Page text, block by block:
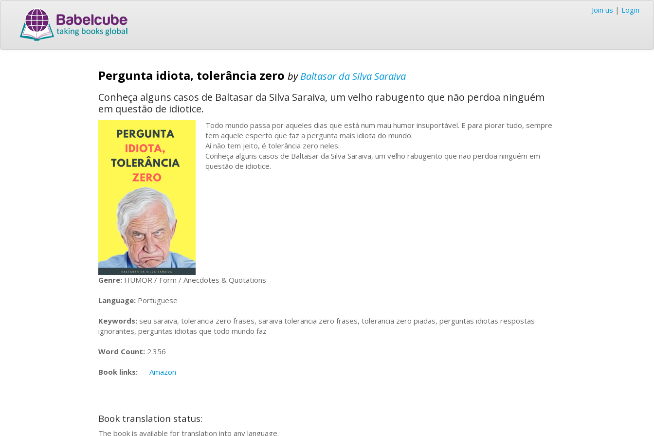
Join us | Login
Pergunta idiota, tolerância zero byBaltasar da Silva Saraiva
Conheça alguns casos de Baltasar da Silva Saraiva, um velho rabugento que não perdoa ninguém
em questão de idiotice.
Todo mundo passa por aqueles dias que está num mau humor insuportável. E para piorar tudo, sempre
tem aquele esperto que faz a pergunta mais idiota do mundo.
Aí não tem jeito, é tolerância zero neles.
Conheça alguns casos de Baltasar da Silva Saraiva, um velho rabugento que não perdoa ninguém em
questão de idiotice.
Genre: HUMOR / Form / Anecdotes & Quotations
Language: Portuguese
Keywords: seu saraiva, tolerancia zero frases, saraiva tolerancia zero frases, tolerancia zero piadas, perguntas idiotas respostas
ignorantes, perguntas idiotas que todo mundo faz
Word Count: 2.356
Book links: Amazon
Book translation status:
The book is available for translation into any language.